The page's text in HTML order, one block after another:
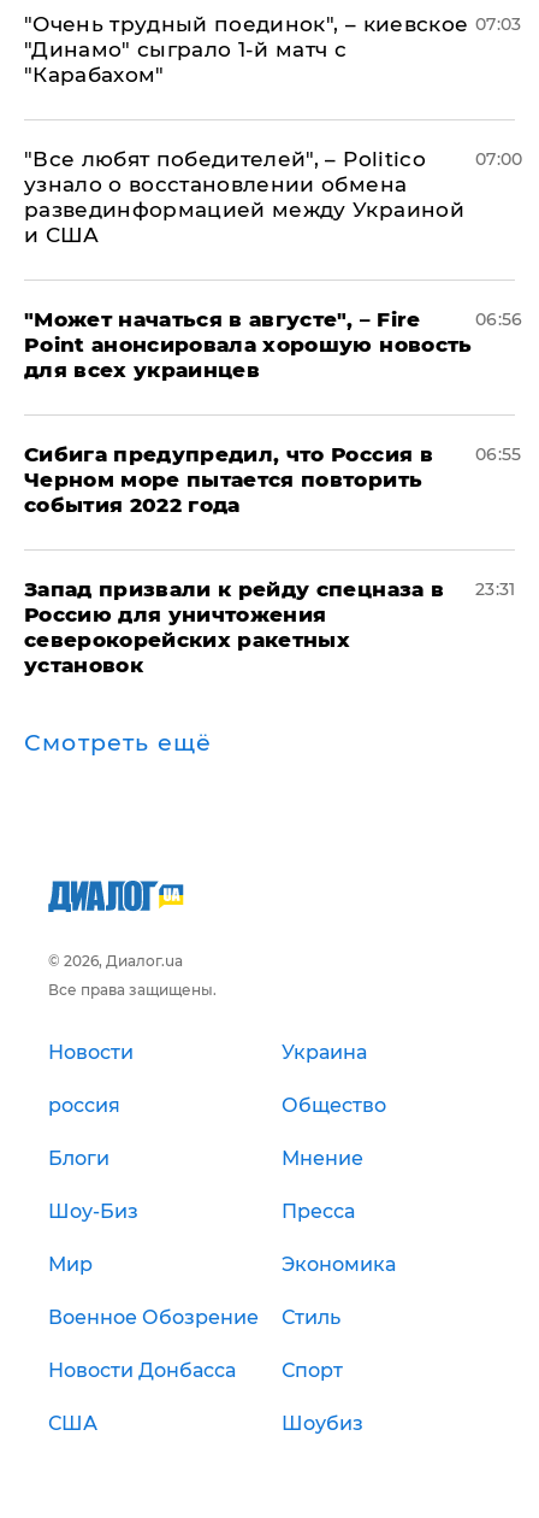
"Очень трудный поединок", – киевское
"Динамо" сыграло 1-й матч с
"Карабахом"
07:03
​"Все любят победителей", – Politico
узнало о восстановлении обмена
развединформацией между Украиной
и США
07:00
"Может начаться в августе", – Fire
Point анонсировала хорошую новость
для всех украинцев
06:56
Сибига предупредил, что Россия в
Черном море пытается повторить
события 2022 года
06:55
Запад призвали к рейду спецназа в
Россию для уничтожения
северокорейских ракетных
установок
23:31
Смотреть ещё
© 2026, Диалог.ua
Все права защищены.
Новости Украина
россия Общество
Блоги Мнение
Шоу-Биз Пресса
Мир Экономика
Военное Обозрение Стиль
Новости Донбасса Спорт
США Шоубиз